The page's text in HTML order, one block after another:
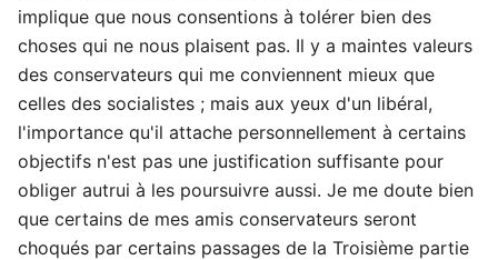
implique que nous consentions à tolérer bien des
choses qui ne nous plaisent pas. Il y a maintes valeurs
des conservateurs qui me conviennent mieux que
celles des socialistes ; mais aux yeux d'un libéral,
l'importance qu'il attache personnellement à certains
objectifs n'est pas une justification suffisante pour
obliger autrui à les poursuivre aussi. Je me doute bien
que certains de mes amis conservateurs seront
choqués par certains passages de la Troisième partie